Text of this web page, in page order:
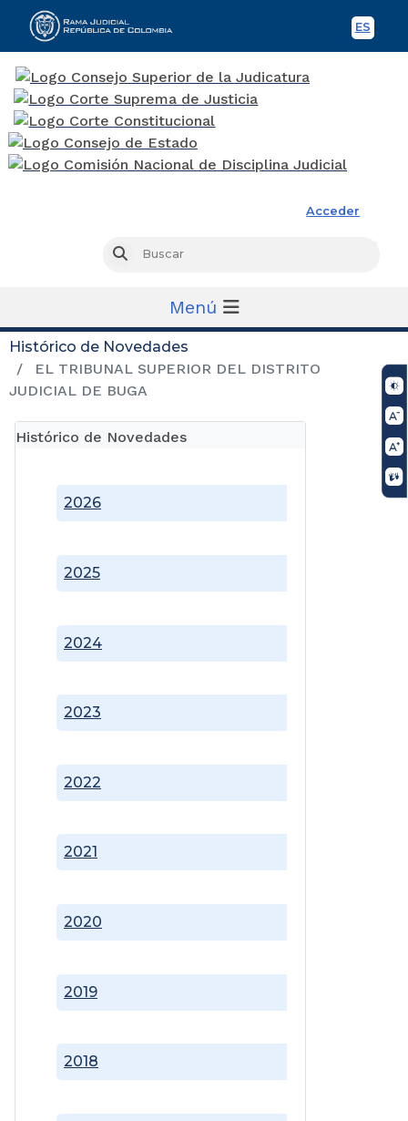
ES
Acceder
Buscar
Menú
Histórico de Novedades
EL TRIBUNAL SUPERIOR DEL DISTRITO
JUDICIAL DE BUGA
Histórico de Novedades
2018
2019
2020
2021
2022
2023
2024
2025
2026